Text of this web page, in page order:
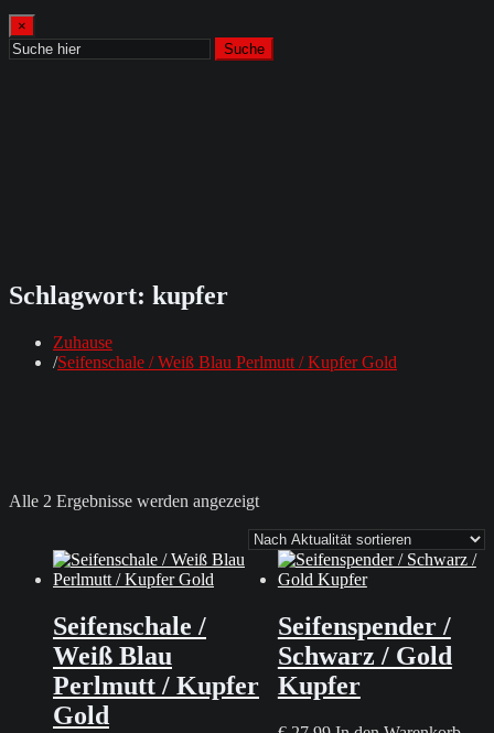
×
Suche
Schlagwort: kupfer
Zuhause
Seifenschale / Weiß Blau Perlmutt / Kupfer Gold
Alle 2 Ergebnisse werden angezeigtNach
sortiert
Seifenschale /
Weiß Blau
Perlmutt / Kupfer
Gold
Seifenspender /
Schwarz / Gold
Kupfer